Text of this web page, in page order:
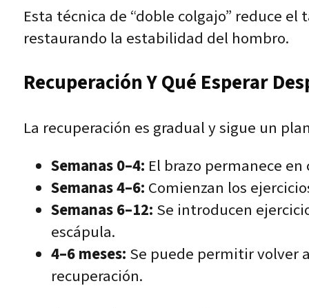
Esta técnica de “doble colgajo” reduce
restaurando la estabilidad del hombro.
Recuperación Y Qué Esperar
La recuperación es gradual y sigue un
Semanas 0–4: El brazo permanece
Semanas 4–6: Comienzan los
Semanas 6–12: Se introducen
escápula.
4–6 meses: Se puede permitir volver
recuperación.